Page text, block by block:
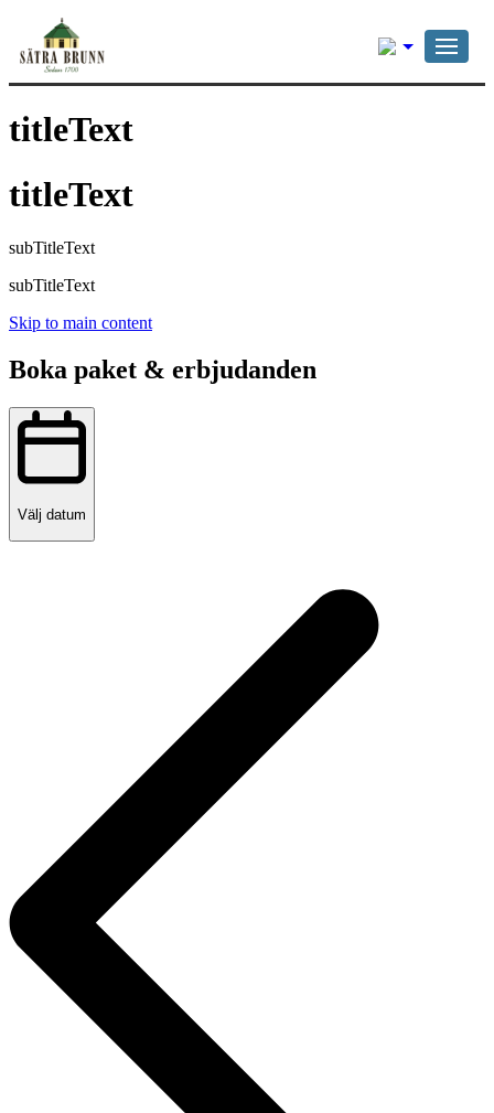
Svenska
titleText
titleText
subTitleText
subTitleText
Skip to main content
Boka paket & erbjudanden
Välj datum